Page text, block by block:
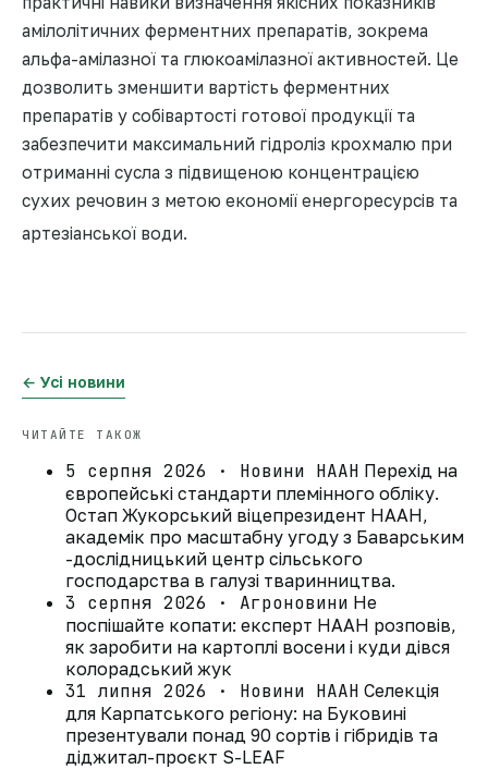
амілолітичних ферментних препаратів, зокрема
альфа-амілазної та глюкоамілазної активностей. Це
дозволить зменшити вартість ферментних
препаратів у собівартості готової продукції та
забезпечити максимальний гідроліз крохмалю при
отриманні сусла з підвищеною концентрацією
сухих речовин з метою економії енергоресурсів та
артезіанської води.
← Усі новини
ЧИТАЙТЕ ТАКОЖ
5 серпня 2026 · Новини НААН Перехід на
європейські стандарти племінного обліку.
Остап Жукорський віцепрезидент НААН,
академік про масштабну угоду з Баварським
-дослідницький центр сільського
господарства в галузі тваринництва.
3 серпня 2026 · Агроновини Не
поспішайте копати: експерт НААН розповів,
як заробити на картоплі восени і куди дівся
колорадський жук
31 липня 2026 · Новини НААН Селекція
для Карпатського регіону: на Буковині
презентували понад 90 сортів і гібридів та
діджитал-проєкт S-LEAF